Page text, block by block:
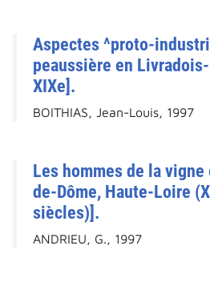
Aspectes ^proto-
peaussière en
XIXe].
BOITHIAS, Jean-Louis, 1997
Les hommes de la
de-Dôme, Haute-Loire
siècles)].
ANDRIEU, G., 1997